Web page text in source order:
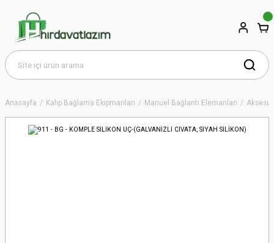
Anasayfa Kalıp Bağlama Ekipmanları Manuel Bağlantı Elemanları